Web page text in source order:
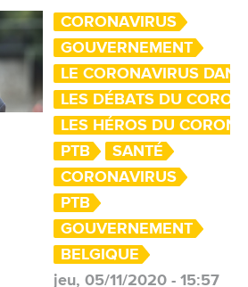
CORONAVIRUS
GOUVERNEMENT
LE CORONAVIRUS
LES DÉBATS DU
LES HÉROS DU CORONA
PTB
SANTÉ
CORONAVIRUS
PTB
GOUVERNEMENT
BELGIQUE
jeu, 05/11/2020 - 15:57